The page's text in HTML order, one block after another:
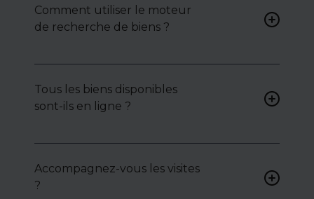
Comment utiliser le moteur
de recherche de biens ?
pour accéder à une liste de
biens ciblés.
Tous les biens disponibles
sont-ils en ligne ?
toute confidentialité :
contactez-nous pour y
Accompagnez-vous les visites
?